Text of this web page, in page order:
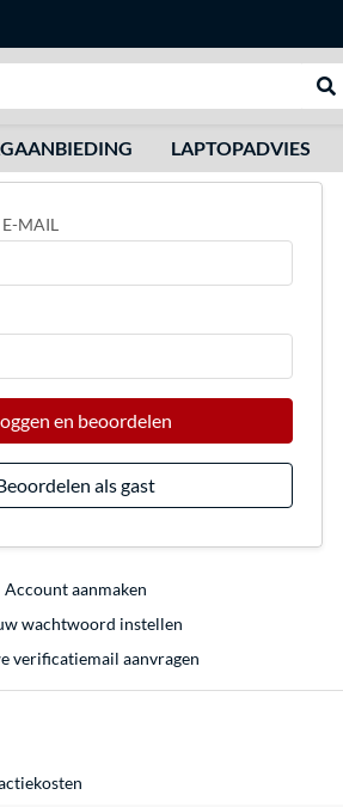
LAPTOPADVIES
MAIL
en beoordelen
als gast
Account aanmaken
wachtwoord instellen
verificatiemail aanvragen